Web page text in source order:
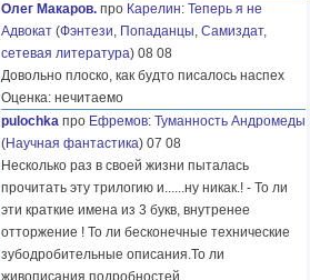
Олег Макаров. про Карелин: Теперь я не
Адвокат (Фэнтези, Попаданцы, Самиздат,
сетевая литература) 08 08
Довольно плоско, как будто писалось наспех
Оценка: нечитаемо
pulochka про Ефремов: Туманность Андромеды
(Научная фантастика) 07 08
Несколько раз в своей жизни пыталась
прочитать эту трилогию и......ну никак.! - То ли
эти краткие имена из 3 букв, внутренее
отторжение ! То ли бесконечные технические
зубодробительные описания.То ли